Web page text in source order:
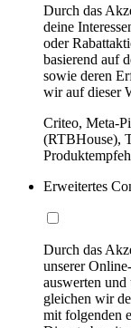
Durch das
deine
oder
basierend auf
sowie deren
wir auf dieser
Criteo, Meta-
(RTBHouse),
Erweitertes
Durch das
unserer
auswerten und
gleichen wir
mit folgenden